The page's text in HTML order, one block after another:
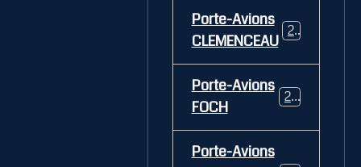
Porte-Avions
CLEMENCEAU
26
Porte-Avions
FOCH
29
Porte-Avions